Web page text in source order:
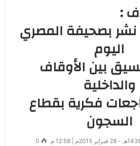
:
نشر بصحيفة المصري
اليوم
بين الأوقاف
والداخلية
فكرية بقطاع
السجون
0